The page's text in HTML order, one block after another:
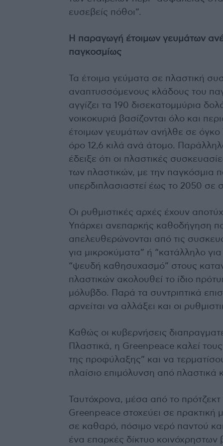
ευσεβείς πόθοι”.
Η παραγωγή έτοιμων γευμάτων
παγκοσμίως
Τα έτοιμα γεύματα σε πλαστική
αναπτυσσόμενους κλάδους του
αγγίζει τα 190 δισεκατομμύρια
νοικοκυριά βασίζονται όλο και
έτοιμων γευμάτων ανήλθε σε
όρο 12,6 κιλά ανά άτομο.
έδειξε ότι οι πλαστικές
των πλαστικών, με την παγκόσμια
υπερδιπλασιαστεί έως το 2050 σε
Οι ρυθμιστικές αρχές έχουν
Υπάρχει ανεπαρκής καθοδήγηση
απελευθερώνονται από τις
για μικροκύματα” ή “κατάλληλο
“ψευδή καθησυχασμό” στους
πλαστικών ακολουθεί το ίδιο
μόλυβδο. Παρά τα συντριπτικά
αρνείται να αλλάξει και οι
Καθώς οι κυβερνήσεις
Πλαστικά, η Greenpeace καλεί
της προφύλαξης” και να
πλαίσιο επιμόλυνση από πλαστικά
Ταυτόχρονα, μέσα από το
Greenpeace στοχεύει σε
σε καθαρό, πόσιμο νερό παντού
ένα επαρκές δίκτυο κοινόχρηστων